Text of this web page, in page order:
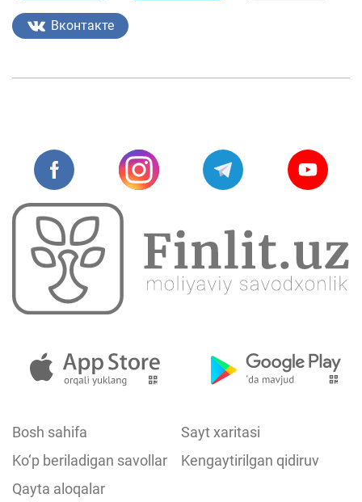
Вконтакте
Bosh sahifa
Sayt xaritasi
Ko‘p beriladigan savollar
Kengaytirilgan qidiruv
Qayta aloqalar